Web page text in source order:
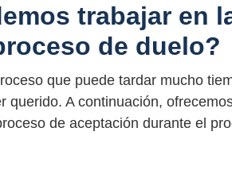
trabajar en
de duelo?
que puede tardar mucho
querido. A continuación,
de aceptación durante el